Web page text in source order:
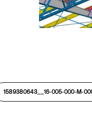
1589380643__16-005-000-M-